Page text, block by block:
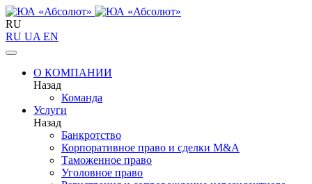
RU
RU UA EN
О КОМПАНИИ
Назад
Команда
Услуги
Назад
Банкротство
Корпоративное право и сделки M&A
Таможенное право
Уголовное право